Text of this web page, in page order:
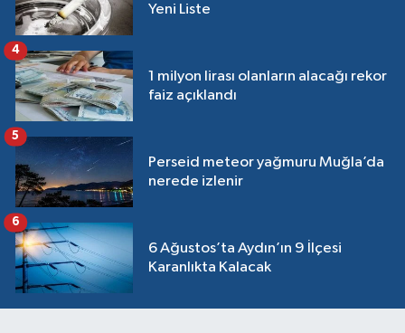
Yeni Liste
1 milyon lirası olanların alacağı rekor
faiz açıklandı
4
Perseid meteor yağmuru Muğla’da
nerede izlenir
5
6 Ağustos’ta Aydın’ın 9 İlçesi
Karanlıkta Kalacak
6